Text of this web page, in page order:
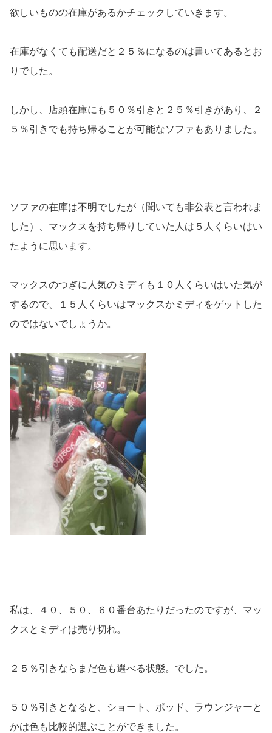
欲しいものの在庫があるかチェックしていきます。
在庫がなくても配送だと２５％になるのは書いてあるとお
りでした。
しかし、店頭在庫にも５０％引きと２５％引きがあり、２
５％引きでも持ち帰ることが可能なソファもありました。
ソファの在庫は不明でしたが（聞いても非公表と言われま
した）、マックスを持ち帰りしていた人は５人くらいはい
たように思います。
マックスのつぎに人気のミディも１０人くらいはいた気が
するので、１５人くらいはマックスかミディをゲットした
のではないでしょうか。
私は、４０、５０、６０番台あたりだったのですが、マッ
クスとミディは売り切れ。
２５％引きならまだ色も選べる状態。でした。
５０％引きとなると、ショート、ポッド、ラウンジャーと
かは色も比較的選ぶことができました。